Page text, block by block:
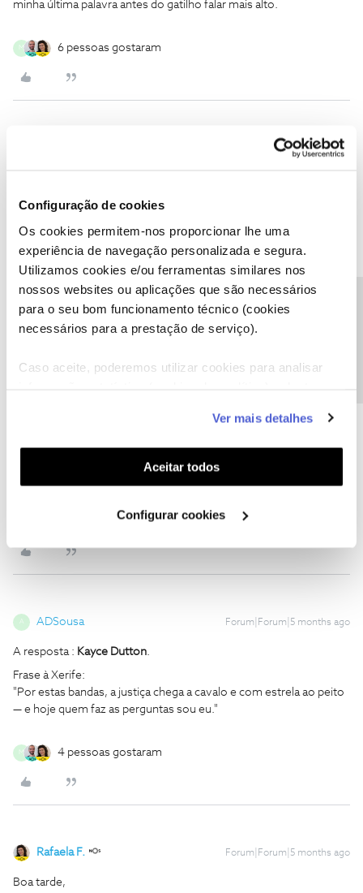
Configuração de cookies
Os cookies permitem-nos proporcionar lhe uma
experiência de navegação personalizada e segura.
Utilizamos cookies e/ou ferramentas similares nos
nossos websites ou aplicações que são necessários
para o seu bom funcionamento técnico (cookies
necessários para a prestação de serviço).
Caso aceite, poderemos utilizar cookies para analisar
funcionalidades (cookies de personalização e
funcionalidade) e adaptar anúncios aos seus interesses
(cookies de publicidade personalizada). Pode gerir a
utilização dos cookies clicando em "Configurar
Ver mais detalhes
Aceitar todos
Configurar cookies
minha última palavra antes do gatilho falar mais alto.
M 6 pessoas gostaram
Forum|Forum|5 months ago
Agradecemos a sua participação!
Boa sorte. 😊🍀
Ajude a comunidade a encontrar informação relevante. Marque
como "Melhor Resposta" e faça "Like" nos melhores comentários.
Siga os perfis da moderação, através da opção "Seguir", para estar
sempre a par das últimas novidades.
Forum|Forum|5 months ago
6 pessoas gostaram
ADSousa Forum|Forum|5 months ago
A resposta : Kayce Dutton.
Frase à Xerife:
"Por estas bandas, a justiça chega a cavalo e com estrela ao peito
— e hoje quem faz as perguntas sou eu."
M 4 pessoas gostaram
Rafaela F. Forum|Forum|5 months ago
Boa tarde,